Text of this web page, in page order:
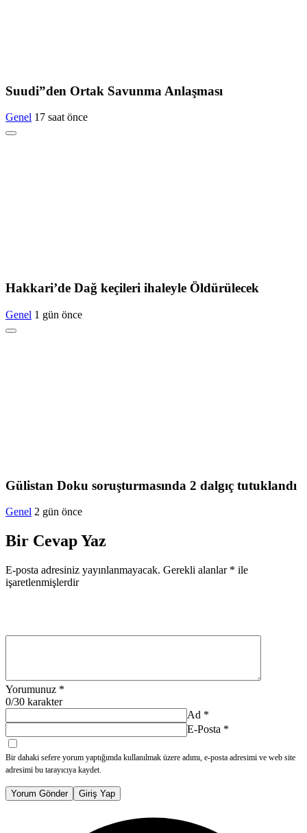
Suudi”den Ortak Savunma Anlaşması
Genel 17 saat önce
Hakkari’de Dağ keçileri ihaleyle Öldürülecek
Genel 1 gün önce
Gülistan Doku soruşturmasında 2 dalgıç tutuklandı
Genel 2 gün önce
Bir Cevap Yaz
E-posta adresiniz yayınlanmayacak. Gerekli alanlar * ile
işaretlenmişlerdir
Yorumunuz *
0/30 karakter
Ad *
E-Posta *
Bir dahaki sefere yorum yaptığımda kullanılmak üzere adımı, e-posta adresimi ve web site
adresimi bu tarayıcıya kaydet.
Yorum Gönder Giriş Yap